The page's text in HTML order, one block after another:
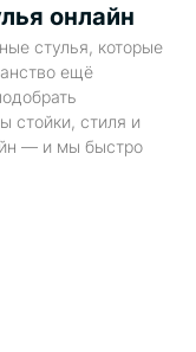
онлайн
стулья, которые
ещё
стойки, стиля и
— и мы быстро